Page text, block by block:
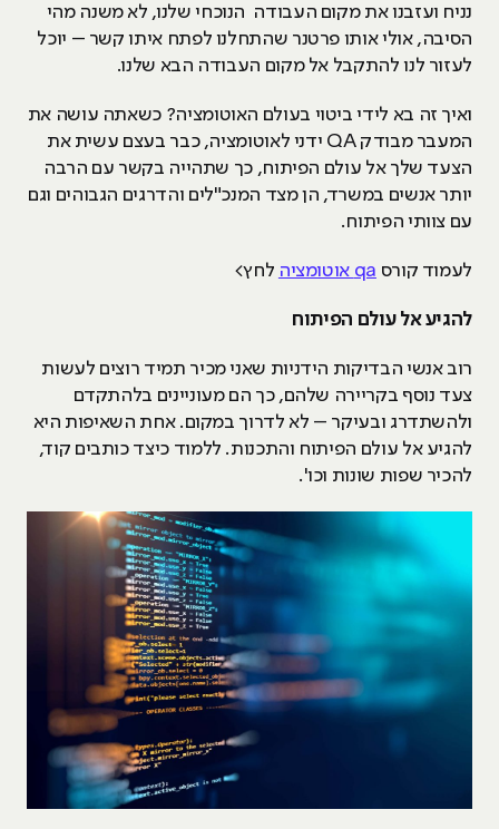
נניח ועזבנו את מקום העבודה הנוכחי שלנו, לא משנה מהי
הסיבה, אולי אותו פרטנר שהתחלנו לפתח איתו קשר – יוכל
לעזור לנו להתקבל אל מקום העבודה הבא שלנו.
ואיך זה בא לידי ביטוי בעולם האוטומציה? כשאתה עושה את
המעבר מבודק QA ידני לאוטומציה, כבר בעצם עשית את
הצעד שלך אל עולם הפיתוח, כך שתהייה בקשר עם הרבה
יותר אנשים במשרד, הן מצד המנכ"לים והדרגים הגבוהים וגם
עם צוותי הפיתוח.
לעמוד קורס qa אוטומציה לחץ>
להגיע אל עולם הפיתוח
רוב אנשי הבדיקות הידניות שאני מכיר תמיד רוצים לעשות
צעד נוסף בקריירה שלהם, כך הם מעוניינים בלהתקדם
ולהשתדרג ובעיקר – לא לדרוך במקום. אחת השאיפות היא
להגיע אל עולם הפיתוח והתכנות. ללמוד כיצד כותבים קוד,
להכיר שפות שונות וכו'.